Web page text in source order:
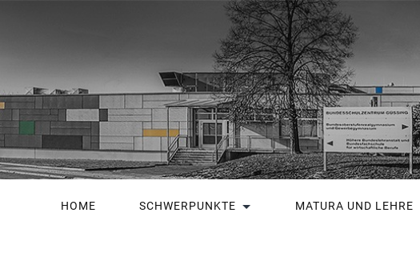
HOME SCHWERPUNKTE MATURA UND LEHRE